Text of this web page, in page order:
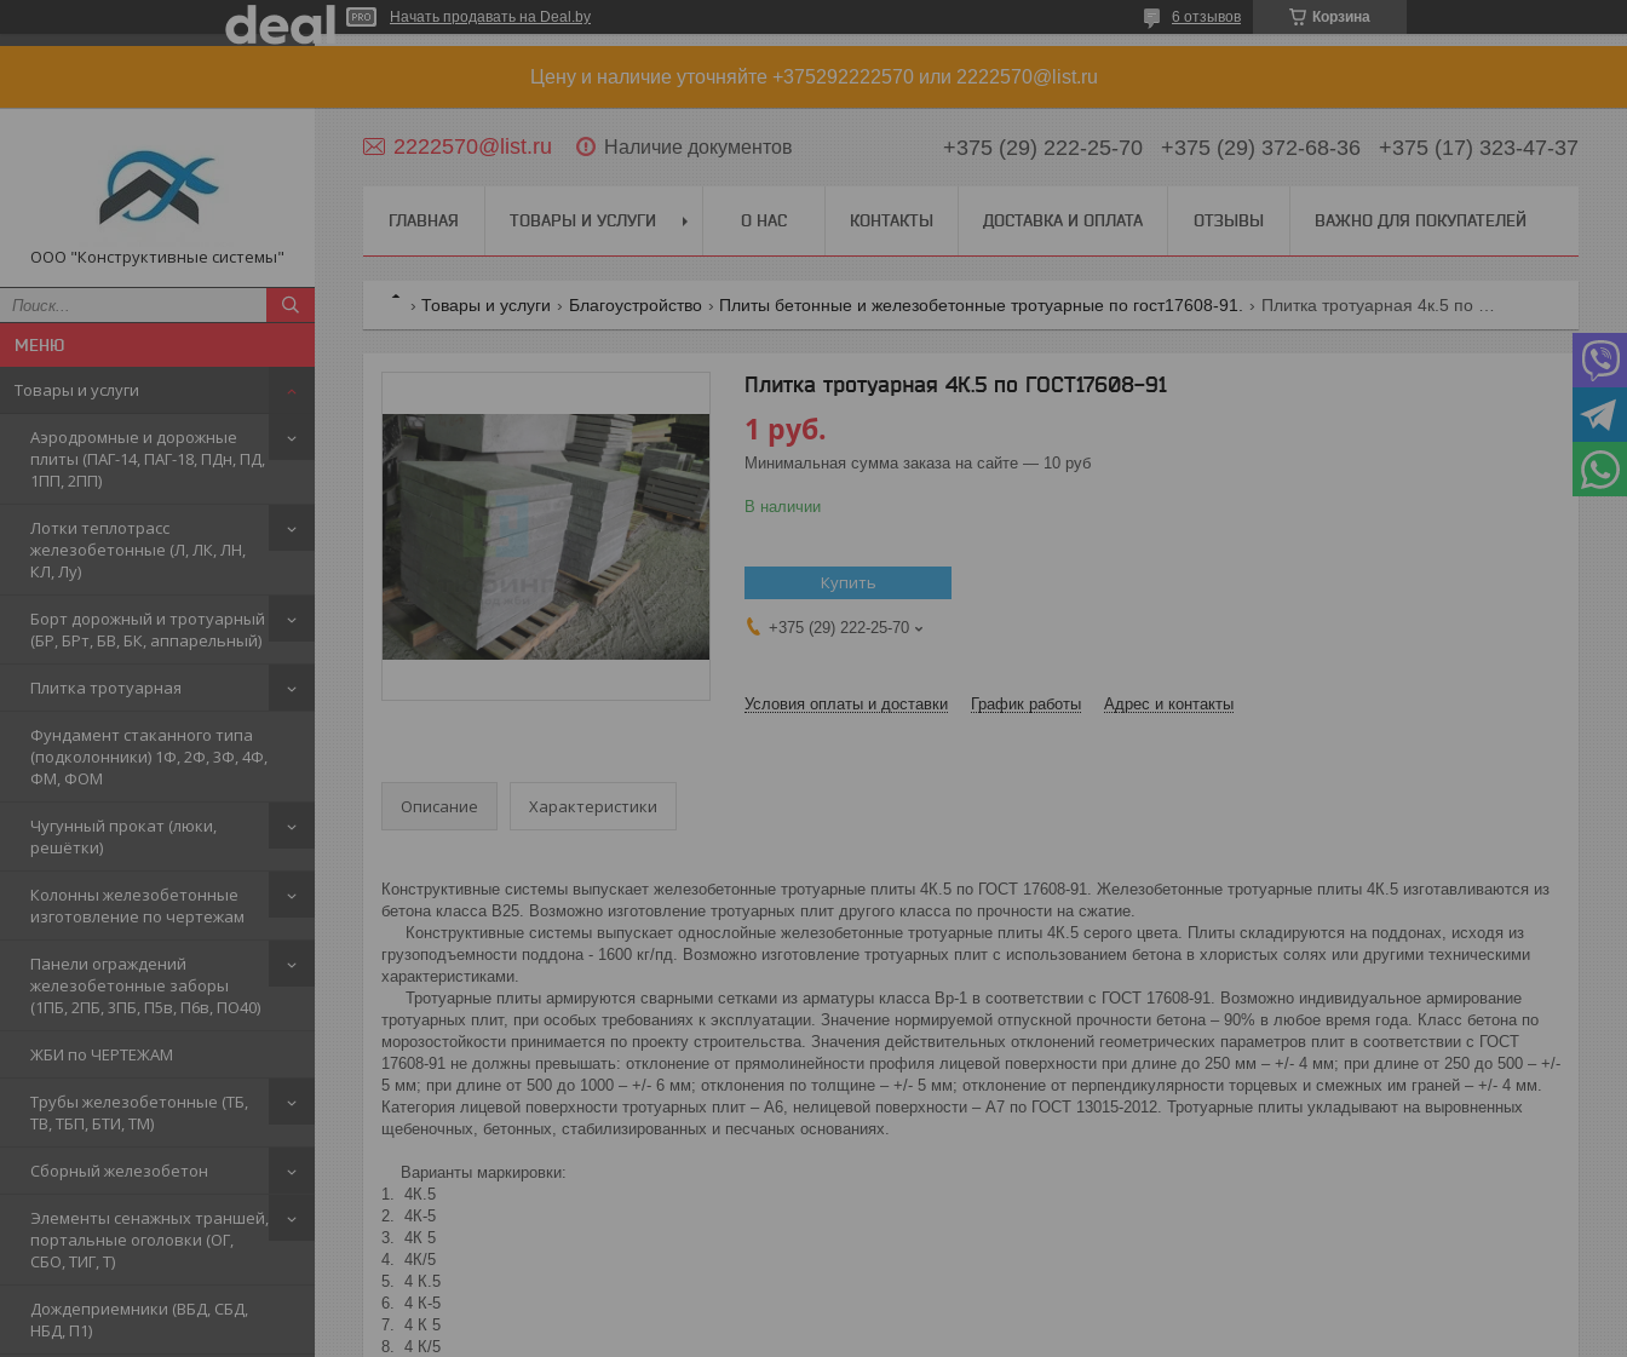
Начать продавать на Deal.by Корзина
6 отзывов
Цену и наличие уточняйте +375292222570 или 2222570@list.ru
ООО "Конструктивные системы"
Товары и услуги
Аэродромные и дорожные
плиты (ПАГ-14, ПАГ-18, ПДн, ПД,
1ПП, 2ПП)
Лотки теплотрасс
железобетонные (Л, ЛК, ЛН,
КЛ, Лу)
Борт дорожный и тротуарный
(БР, БРт, БВ, БК, аппарельный)
Плитка тротуарная
Фундамент стаканного типа
(подколонники) 1Ф, 2Ф, 3Ф, 4Ф,
ФМ, ФОМ
Чугунный прокат (люки,
решётки)
Колонны железобетонные
изготовление по чертежам
Панели ограждений
железобетонные заборы
(1ПБ, 2ПБ, 3ПБ, П5в, П6в, ПО40)
ЖБИ по ЧЕРТЕЖАМ
Трубы железобетонные (ТБ,
ТВ, ТБП, БТИ, ТМ)
Сборный железобетон
Элементы сенажных траншей,
портальные оголовки (ОГ,
СБО, ТИГ, Т)
Дождеприемники (ВБД, СБД,
НБД, П1)
2222570@list.ru Наличие документов +375 (29) 222-25-70 +375 (29) 372-68-36 +375 (17) 323-47-37
ГЛАВНАЯ ТОВАРЫ И УСЛУГИ О НАС КОНТАКТЫ ДОСТАВКА И ОПЛАТА ОТЗЫВЫ ВАЖНО ДЛЯ ПОКУПАТЕЛЕЙ
Товары и услуги Благоустройство Плиты бетонные и железобетонные тротуарные по гост17608-91.
Плитка тротуарная 4К.5 по ГОСТ17608-91
1 руб.
Минимальная сумма заказа на сайте — 10 руб
В наличии
Купить
+375 (29) 222-25-70
Условия оплаты и доставки График работы Адрес и контакты
Описание Характеристики
Конструктивные системы выпускает железобетонные тротуарные плиты 4К.5 по ГОСТ 17608-91. Железобетонные тротуарные плиты 4К.5 изготавливаются из
бетона класса В25. Возможно изготовление тротуарных плит другого класса по прочности на сжатие.
Конструктивные системы выпускает однослойные железобетонные тротуарные плиты 4К.5 серого цвета. Плиты складируются на поддонах, исходя из
грузоподъемности поддона - 1600 кг/пд. Возможно изготовление тротуарных плит с использованием бетона в хлористых солях или другими техническими
характеристиками.
Тротуарные плиты армируются сварными сетками из арматуры класса Вр-1 в соответствии с ГОСТ 17608-91. Возможно индивидуальное армирование
тротуарных плит, при особых требованиях к эксплуатации. Значение нормируемой отпускной прочности бетона – 90% в любое время года. Класс бетона по
морозостойкости принимается по проекту строительства. Значения действительных отклонений геометрических параметров плит в соответствии с ГОСТ
17608-91 не должны превышать: отклонение от прямолинейности профиля лицевой поверхности при длине до 250 мм – +/- 4 мм; при длине от 250 до 500 – +/-
5 мм; при длине от 500 до 1000 – +/- 6 мм; отклонения по толщине – +/- 5 мм; отклонение от перпендикулярности торцевых и смежных им граней – +/- 4 мм.
Категория лицевой поверхности тротуарных плит – А6, нелицевой поверхности – А7 по ГОСТ 13015-2012. Тротуарные плиты укладывают на выровненных
щебеночных, бетонных, стабилизированных и песчаных основаниях.
Варианты маркировки:
1. 4К.5
2. 4К-5
3. 4К 5
4. 4К/5
5. 4 К.5
6. 4 К-5
7. 4 К 5
8. 4 К/5